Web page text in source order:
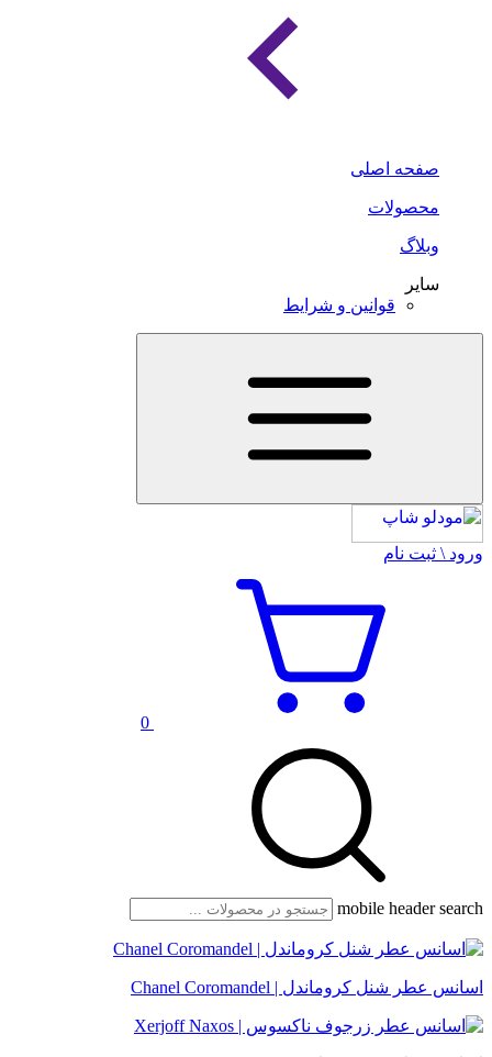
صفحه اصلی
محصولات
وبلاگ
سایر
قوانین و شرایط
ورود \ ثبت نام
0
mobile header search
اسانس عطر شنل کروماندل | Chanel Coromandel